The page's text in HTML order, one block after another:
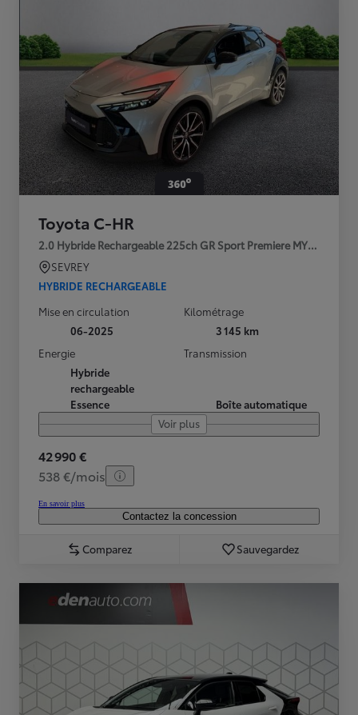
Toyota C-HR
2.0 Hybride Rechargeable 225ch GR Sport Premiere MY25
SEVREY
HYBRIDE RECHARGEABLE
Mise en circulation
06-2025
Kilométrage
3 145 km
Energie
Hybride
rechargeable
Essence
Transmission
Boîte automatique
Voir plus
42 990 €
538 €/mois
En savoir plus
Contactez la concession
Comparez Sauvegardez